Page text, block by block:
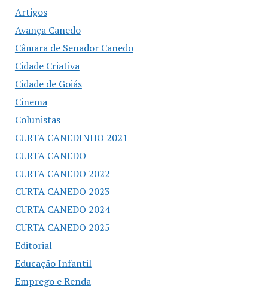
Artigos
Avança Canedo
Câmara de Senador Canedo
Cidade Criativa
Cidade de Goiás
Cinema
Colunistas
CURTA CANEDINHO 2021
CURTA CANEDO
CURTA CANEDO 2022
CURTA CANEDO 2023
CURTA CANEDO 2024
CURTA CANEDO 2025
Editorial
Educação Infantil
Emprego e Renda